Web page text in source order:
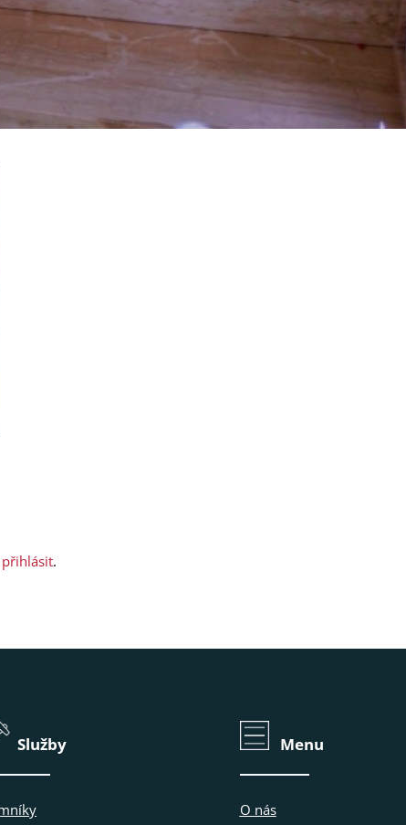
přihlásit.
Služby Menu
O nás